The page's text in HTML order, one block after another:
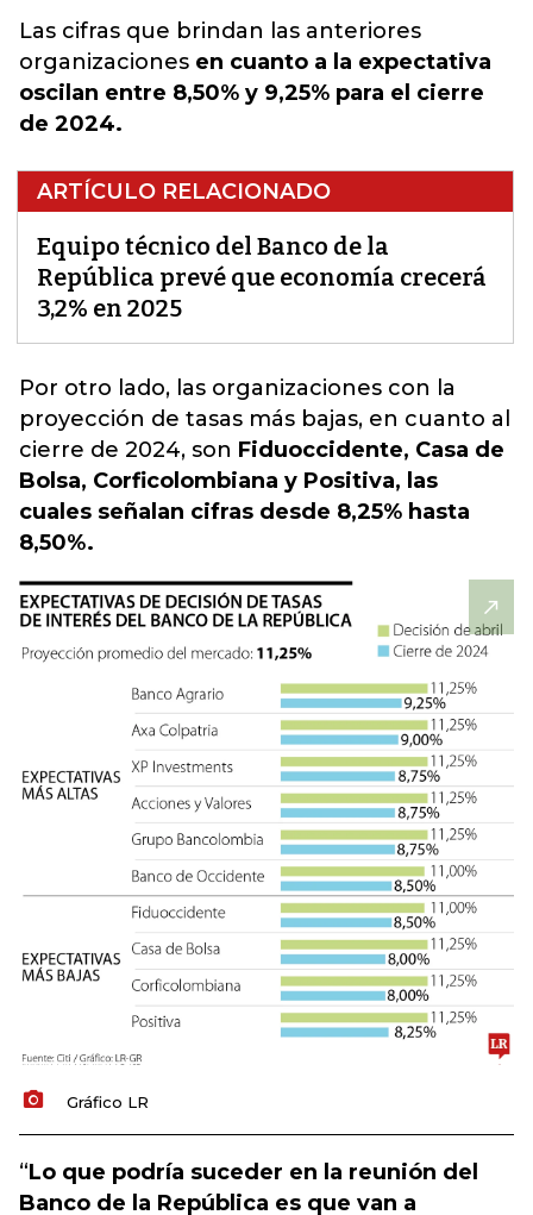
Las cifras que brindan las anteriores
organizaciones en cuanto a la expectativa
oscilan entre 8,50% y 9,25% para el cierre
de 2024.
ARTÍCULO RELACIONADO
Equipo técnico del Banco de la
República prevé que economía crecerá
3,2% en 2025
Por otro lado, las organizaciones con la
proyección de tasas más bajas, en cuanto al
cierre de 2024, son Fiduoccidente, Casa de
Bolsa, Corficolombiana y Positiva, las
cuales señalan cifras desde 8,25% hasta
8,50%.
Gráfico LR
“Lo que podría suceder en la reunión del
Banco de la República es que van a